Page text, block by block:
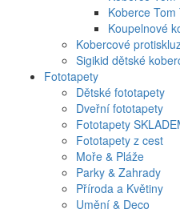
Koberce
Koupelnové
Kobercové
Sigikid dětské
Fototapety
Dětské fototapety
Dveřní fototapety
Fototapety
Fototapety z cest
Moře & Pláže
Parky & Zahrady
Příroda a Květiny
Umění & Deco